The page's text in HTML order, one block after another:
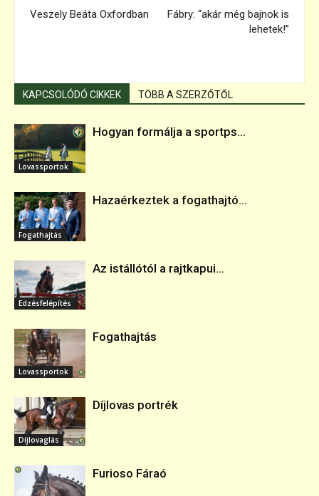
Veszely Beáta Oxfordban
Fábry: “akár még bajnok is
lehetek!”
KAPCSOLÓDÓ CIKKEK TÖBB A SZERZŐTŐL
Lovassportok
Hogyan formálja a sportps...
Fogathajtás
Hazaérkeztek a fogathajtó...
Edzésfelépítés
Az istállótól a rajtkapui...
Lovassportok
Fogathajtás
Díjlovaglás
Díjlovas portrék
Furioso Fáraó